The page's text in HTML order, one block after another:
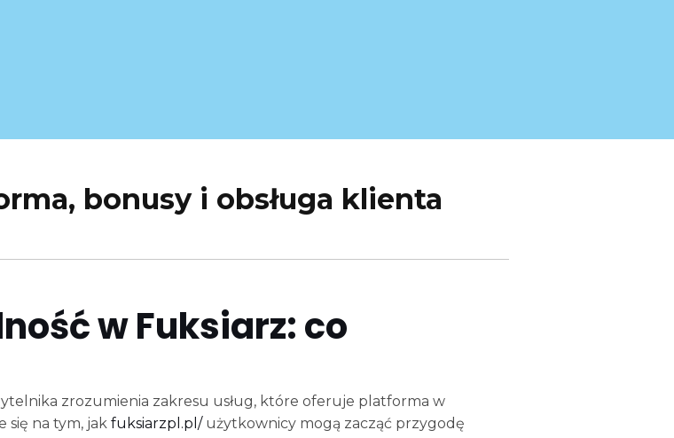
bonusy i obsługa klienta
w Fuksiarz: co
zrozumienia zakresu usług, które oferuje platforma w
na tym, jak fuksiarzpl.pl/użytkownicy mogą zacząć przygodę